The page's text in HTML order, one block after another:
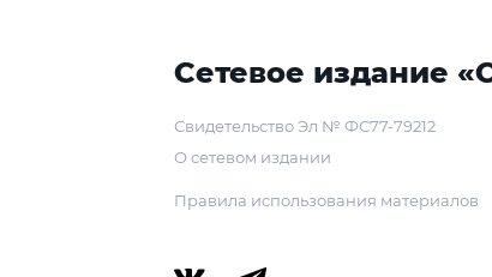
Сетевое издание
Свидетельство Эл № ФС77-79212
О сетевом издании
Правила использования материалов